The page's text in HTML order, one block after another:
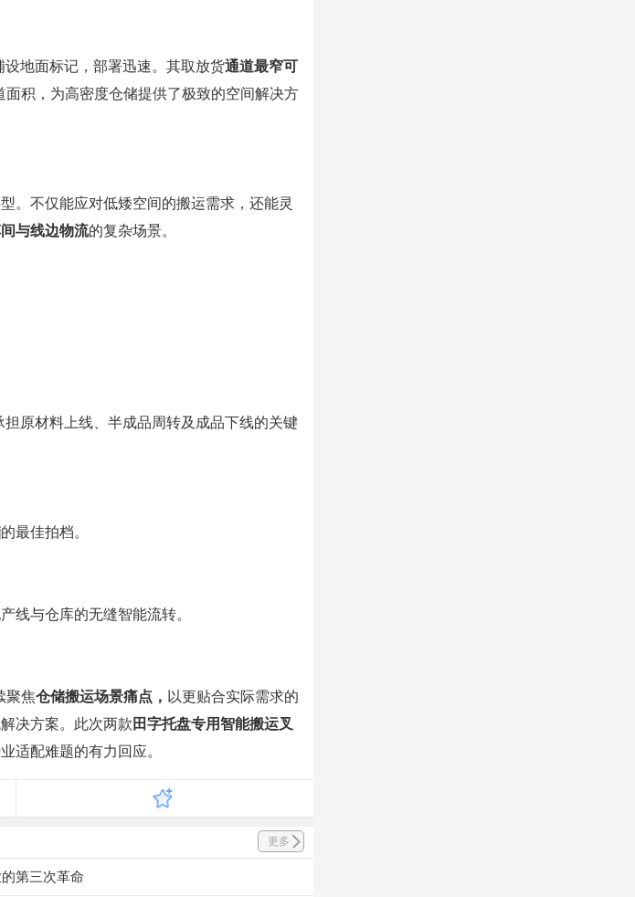
地面标记，部署迅速。其取放货通道最窄可
面积，为高密度仓储提供了极致的空间解决方
。不仅能应对低矮空间的搬运需求，还能灵
与线边物流的复杂场景。
担原材料上线、半成品周转及成品下线的关键
的最佳拍档。
线与仓库的无缝智能流转。
聚焦仓储搬运场景痛点， 以更贴合实际需求的
决方案。此次两款 田字托盘专用智能搬运叉
适配难题的有力回应。
更多
第三次革命